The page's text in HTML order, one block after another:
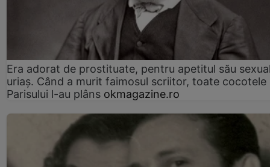
Era adorat de prostituate, pentru apetitul său
uriaș. Când a murit faimosul scriitor, toate cocotele
Parisului l-au plâns okmagazine.ro